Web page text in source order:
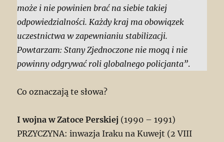
może i nie powinien brać na siebie takiej
odpowiedzialności. Każdy kraj ma obowiązek
uczestnictwa w zapewnianiu stabilizacji.
Powtarzam: Stany Zjednoczone nie mogą i nie
powinny odgrywać roli globalnego policjanta”.
Co oznaczają te słowa?
I wojna w Zatoce Perskiej (1990 – 1991)
PRZYCZYNA: inwazja Iraku na Kuwejt (2 VIII